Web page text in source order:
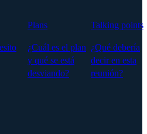
Plans
¿Cuál es el plan
y qué se está
desviando?
Talking points
¿Qué debería
decir en esta
reunión?